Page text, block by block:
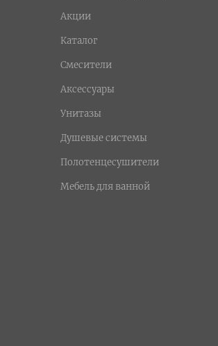
Акции
Каталог
Смесители
Аксессуары
Унитазы
Душевые системы
Полотенцесушители
Мебель для ванной